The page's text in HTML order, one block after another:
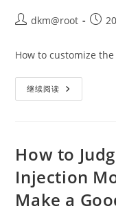
dkm@root
How to customize
继续阅读
How to
Injection
Make a